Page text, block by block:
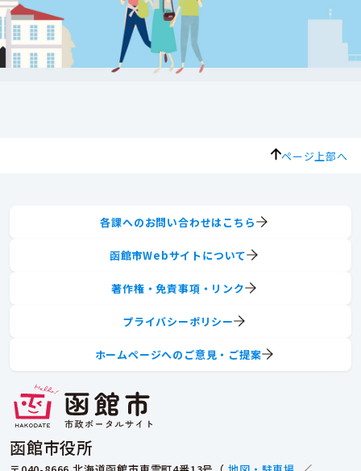
ページ上部へ
函館市役所
各課へのお問い合わせはこちら
函館市Webサイトについて
著作権・免責事項・リンク
プライバシーポリシー
ホームページへのご意見・ご提案